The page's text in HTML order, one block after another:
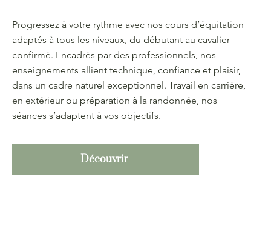
Progressez à votre rythme avec nos cours d’équitation
adaptés à tous les niveaux, du débutant au cavalier
confirmé. Encadrés par des professionnels, nos
enseignements allient technique, confiance et plaisir,
dans un cadre naturel exceptionnel. Travail en carrière,
en extérieur ou préparation à la randonnée, nos
séances s’adaptent à vos objectifs.
Découvrir